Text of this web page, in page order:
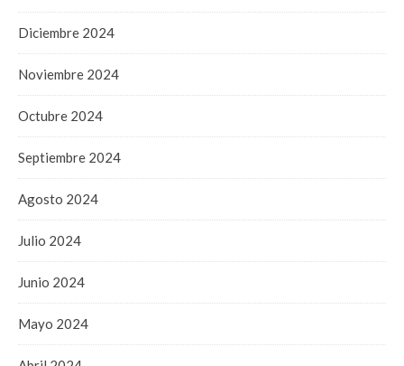
Diciembre 2024
Noviembre 2024
Octubre 2024
Septiembre 2024
Agosto 2024
Julio 2024
Junio 2024
Mayo 2024